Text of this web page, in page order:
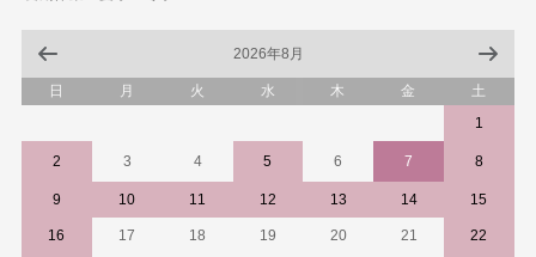
2026年8月
日 月 火 水 木 金
土
1
2 3 4 5 6 7 8
9 10 11 12 13 14 15
16 17 18 19 20 21 22